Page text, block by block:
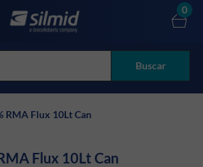
Buscar
0
RMA Flux 10Lt Can
Flux 10Lt Can